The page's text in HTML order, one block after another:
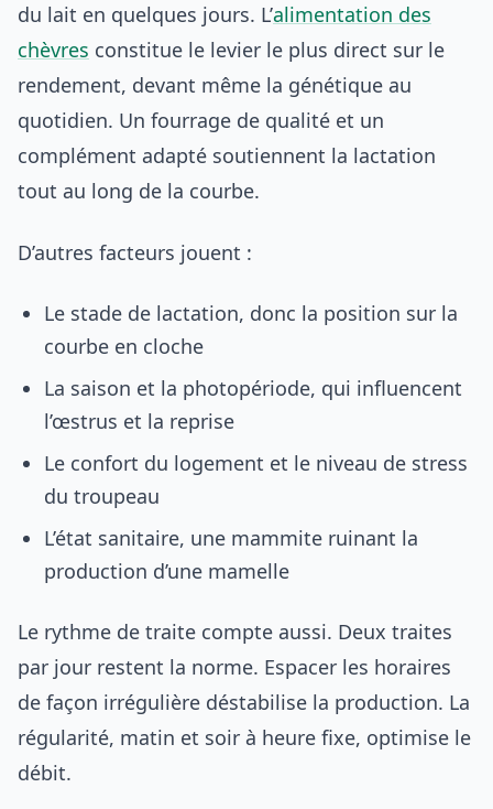
du lait en quelques jours. L’alimentation des
chèvres constitue le levier le plus direct sur le
rendement, devant même la génétique au
quotidien. Un fourrage de qualité et un
complément adapté soutiennent la lactation
tout au long de la courbe.
D’autres facteurs jouent :
Le stade de lactation, donc la position sur la
courbe en cloche
La saison et la photopériode, qui influencent
l’œstrus et la reprise
Le confort du logement et le niveau de stress
du troupeau
L’état sanitaire, une mammite ruinant la
production d’une mamelle
Le rythme de traite compte aussi. Deux traites
par jour restent la norme. Espacer les horaires
de façon irrégulière déstabilise la production. La
régularité, matin et soir à heure fixe, optimise le
débit.